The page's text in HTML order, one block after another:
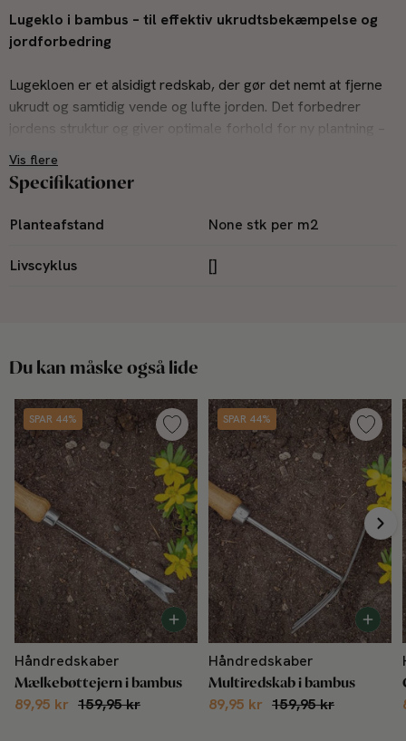
Lugeklo i bambus – til effektiv ukrudtsbekæmpelse og
jordforbedring
Lugekloen er et alsidigt redskab, der gør det nemt at fjerne
ukrudt og samtidig vende og lufte jorden. Det forbedrer
jordens struktur og giver optimale forhold for ny plantning –
Fremstillet i bæredygtig bambus og rustfrit stål af høj kvalitet.
Ligger godt i hånden og er let at arbejde med – perfekt til den
Vis flere
Specifikationer
Planteafstand None stk per m2
Livscyklus []
Du kan måske også lide
SPAR 44%
Håndredskaber
Mælkebøttejern i bambus
89,95 kr 159,95 kr
SPAR 44%
Håndredskaber
Multiredskab i bambus
89,95 kr 159,95 kr